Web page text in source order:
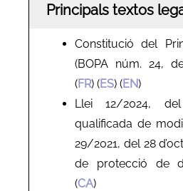
Principals textos
Constitució del
(BOPA núm. 24,
(FR) (ES) (EN)
Llei 12/2024,
qualificada de
29/2021, del 28
de protecció de
(CA)